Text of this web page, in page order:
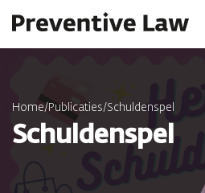
Home/ Publicaties/Schuldenspel
Schuldenspel